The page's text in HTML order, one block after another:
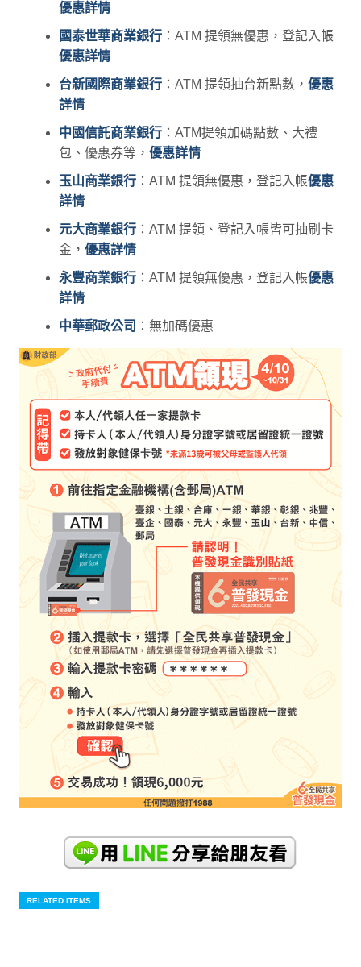
優惠詳情
國泰世華商業銀行：ATM 提領無優惠，登記入帳
優惠詳情
台新國際商業銀行：ATM 提領抽台新點數， 優惠
詳情
中國信託商業銀行：ATM提領加碼點數、大禮
包、優惠券等， 優惠詳情
玉山商業銀行：ATM 提領無優惠，登記入帳優惠
詳情
元大商業銀行：ATM 提領、登記入帳皆可抽刷卡
金， 優惠詳情
永豐商業銀行：ATM 提領無優惠，登記入帳優惠
詳情
中華郵政公司 ：無加碼優惠
RELATED ITEMS